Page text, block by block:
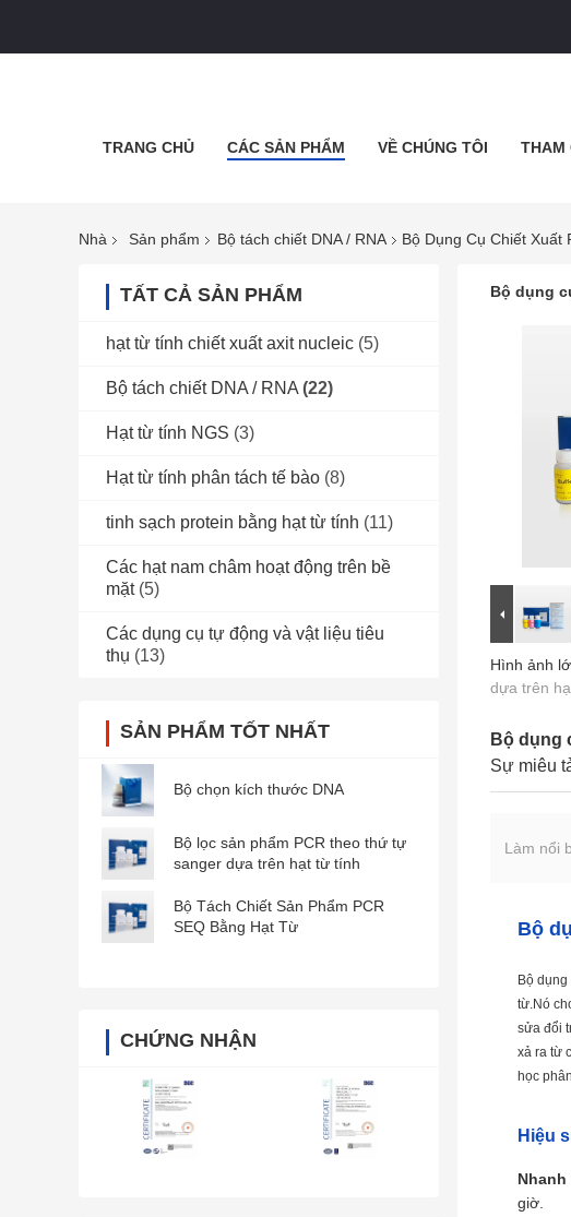
TRANG CHỦ CÁC SẢN PHẨM VỀ CHÚNG TÔI THAM
Nhà Sản phẩm Bộ tách chiết DNA / RNA Bộ Dụng Cụ Chiết Xuất
TẤT CẢ SẢN PHẨM
hạt từ tính chiết xuất axit nucleic (5)
Bộ tách chiết DNA / RNA (22)
Hạt từ tính NGS (3)
Hạt từ tính phân tách tế bào (8)
tinh sạch protein bằng hạt từ tính (11)
Các hạt nam châm hoạt động trên bề
mặt (5)
Các dụng cụ tự động và vật liệu tiêu
thụ (13)
SẢN PHẨM TỐT NHẤT
Bộ chọn kích thước DNA
Bộ lọc sản phẩm PCR theo thứ tự
sanger dựa trên hạt từ tính
Bộ Tách Chiết Sản Phẩm PCR
SEQ Bằng Hạt Từ
CHỨNG NHẬN
Bộ dụng
Hình ảnh
dựa trên
Bộ dụng
Sự miêu
Làm nổi
Bộ
Bộ
từ.Nó
sửa đổi
xả ra từ
học
Hiệu
giờ.